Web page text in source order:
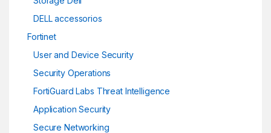
DELL accessorios
Fortinet
User and Device Security
Security Operations
FortiGuard Labs Threat Intelligence
Application Security
Secure Networking